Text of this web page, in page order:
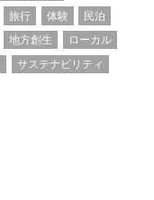
旅行 体験
民泊
地方創生
ローカル
サステナビリティ